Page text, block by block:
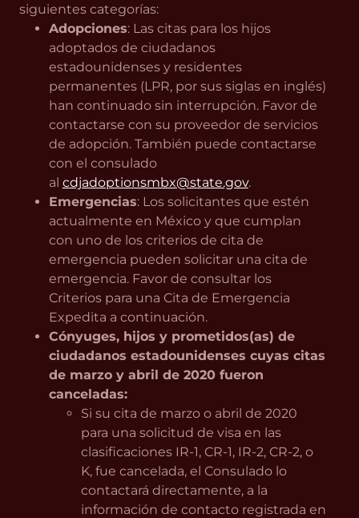
siguientes categorías:
Adopciones: Las citas para los hijos
adoptados de ciudadanos
estadounidenses y residentes
permanentes (LPR, por sus siglas en inglés)
han continuado sin interrupción. Favor de
contactarse con su proveedor de servicios
de adopción. También puede contactarse
con el consulado
al cdjadoptionsmbx@state.gov.
Emergencias: Los solicitantes que estén
actualmente en México y que cumplan
con uno de los criterios de cita de
emergencia pueden solicitar una cita de
emergencia. Favor de consultar los
Criterios para una Cita de Emergencia
Expedita a continuación.
Cónyuges, hijos y prometidos(as) de
ciudadanos estadounidenses cuyas citas
de marzo y abril de 2020 fueron
canceladas:
Si su cita de marzo o abril de 2020
para una solicitud de visa en las
clasificaciones IR-1, CR-1, IR-2, CR-2, o
K, fue cancelada, el Consulado lo
contactará directamente, a la
información de contacto registrada en